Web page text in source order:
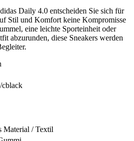
Daily 4.0 entscheiden Sie sich für
Stil und Komfort keine Kompromisse
eine leichte Sporteinheit oder
abzurunden, diese Sneakers werden
cblack
Material / Textil